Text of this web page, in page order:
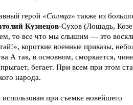
герой «Солнца» также из
Кузнецов-Сухов (Лошадь,
то все что мы слышим — это
короткие военные приказы,
А так, в основном, сморкается,
бегает. При всем при этом
народа.
при съемке новейшего